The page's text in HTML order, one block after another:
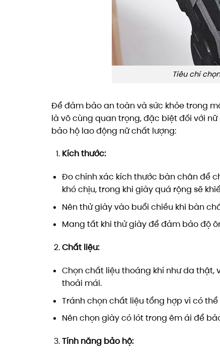
Tiêu chí
Để đảm bảo an toàn và sức khỏe trong
là vô cùng quan trọng, đặc biệt đối với
bảo hộ lao động nữ chất lượng:
Kích thước:
Đo chính xác kích thước bàn chân để
khó chịu, trong khi giày quá rộng sẽ
Nên thử giày vào buổi chiều khi bàn
Mang tất khi thử giày để đảm bảo độ
Chất liệu:
Chọn chất liệu thoáng khí như da thật,
thoải mái.
Tránh chọn chất liệu tổng hợp vì có
Nên chọn giày có lót trong êm ái để
Tính năng bảo hộ: